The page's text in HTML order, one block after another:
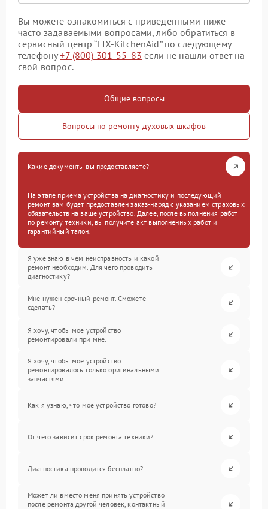
Вы можете ознакомиться с приведенными ниже
часто задаваемыми вопросами, либо обратиться в
сервисный центр “FIX-KitchenAid” по следующему
телефону+7 (800) 301-55-83 если не нашли ответ на
свой вопрос.
Общие вопросы
Вопросы по ремонту духовых шкафов
Какие документы вы предоставляете?
На этапе приема устройства на диагностику и последующий
ремонт вам будет предоставлен заказ-наряд с указанием страховых
обязательств на ваше устройство. Далее, после выполнения работ
по ремонту техники, вы получите акт выполненных работ и
гарантийный талон.
Я уже знаю в чем неисправность и какой
ремонт необходим. Для чего проводить
диагностику?
Мне нужен срочный ремонт. Сможете
сделать?
Я хочу, чтобы мое устройство
ремонтировали при мне.
Я хочу, чтобы мое устройство
ремонтировалось только оригинальными
запчастями.
Как я узнаю, что мое устройство готово?
От чего зависит срок ремонта техники?
Диагностика проводится бесплатно?
Может ли вместо меня принять устройство
после ремонта другой человек, контактный